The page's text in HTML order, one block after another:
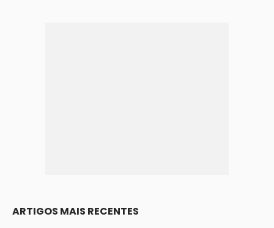
ARTIGOS MAIS RECENTES